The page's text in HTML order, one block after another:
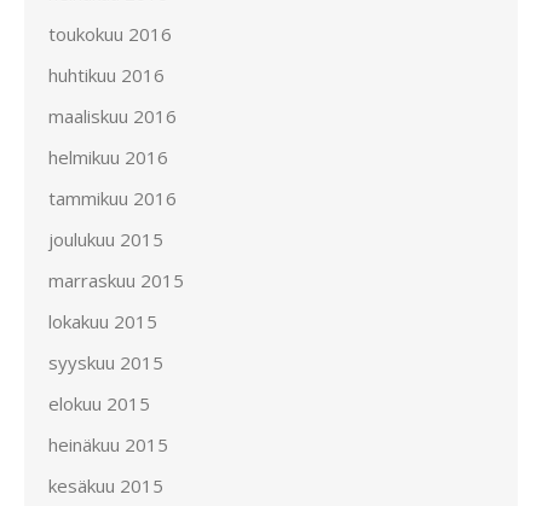
toukokuu 2016
huhtikuu 2016
maaliskuu 2016
helmikuu 2016
tammikuu 2016
joulukuu 2015
marraskuu 2015
lokakuu 2015
syyskuu 2015
elokuu 2015
heinäkuu 2015
kesäkuu 2015